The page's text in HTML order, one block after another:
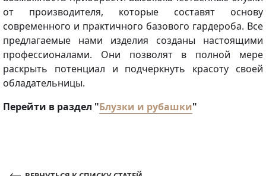
от производителя, которые составят основу
современного и практичного базового гардероба. Все
предлагаемые нами изделия созданы настоящими
профессионалами. Они позволят в полной мере
раскрыть потенциал и подчеркнуть красоту своей
обладательницы.
Перейти в раздел "Блузки и рубашки"